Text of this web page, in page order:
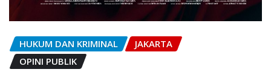
HUKUM DAN KRIMINAL
JAKARTA
OPINI PUBLIK